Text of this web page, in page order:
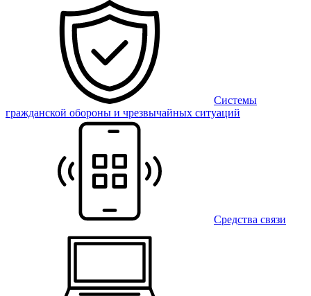
Системы
гражданской обороны и чрезвычайных ситуаций
Средства связи